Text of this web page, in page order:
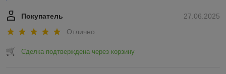
27.06.2025
Покупатель
Отлично
Сделка подтверждена через корзину